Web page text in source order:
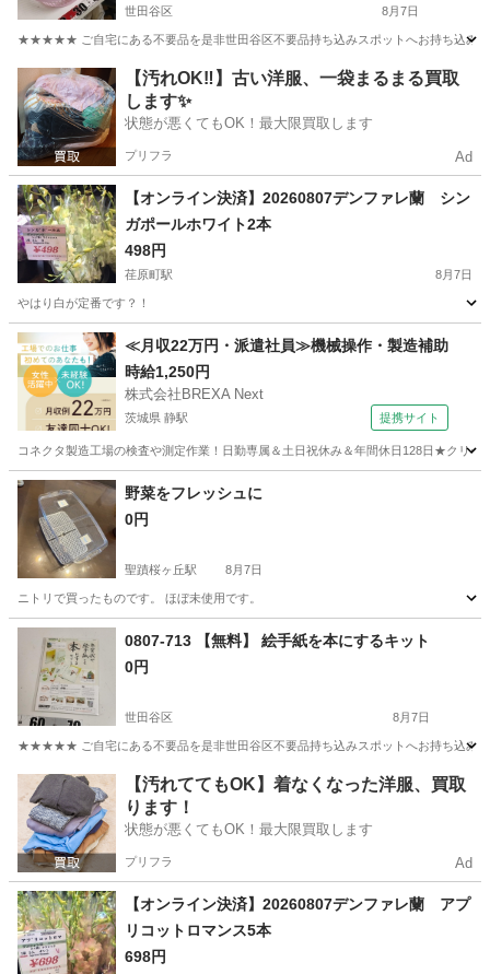
世田谷区 8月7日
★★★★★ ご自宅にある不要品を是非世田谷区不要品持ち込みスポットへお持ち込みし
東京 世田谷区 洗濯用品 スポット
【汚れOK‼️】古い洋服、一袋まるまる買取
します✨
状態が悪くてもOK！最大限買取します
プリフラ Ad
【オンライン決済】20260807デンファレ蘭 シン
ガポールホワイト2本
498円
荏原町駅 8月7日
やはり白が定番です？！
東京 大田区 荏原町駅 家庭用品 シンガポール
≪月収22万円・派遣社員≫機械操作・製造補助
時給1,250円
株式会社BREXA Next
茨城県 静駅 提携サイト
コネクタ製造工場の検査や測定作業！日勤専属＆土日祝休み＆年間休日128日★クリ
茨城 常陸大宮市野菜をフレッシュに
0円
聖蹟桜ヶ丘駅 8月7日
ニトリで買ったものです。 ほぼ未使用です。
東京 多摩市 聖蹟桜ヶ丘駅 調理器具
0807-713 【無料】 絵手紙を本にするキット
0円
世田谷区 8月7日
★★★★★ ご自宅にある不要品を是非世田谷区不要品持ち込みスポットへお持ち込みし
東京 世田谷区 ラッピング用品 絵手紙
【汚れててもOK】着なくなった洋服、買取
ります！
状態が悪くてもOK！最大限買取します
プリフラ Ad
【オンライン決済】20260807デンファレ蘭 アプ
リコットロマンス5本
698円